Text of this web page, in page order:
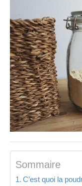
Sommaire
C’est quoi la